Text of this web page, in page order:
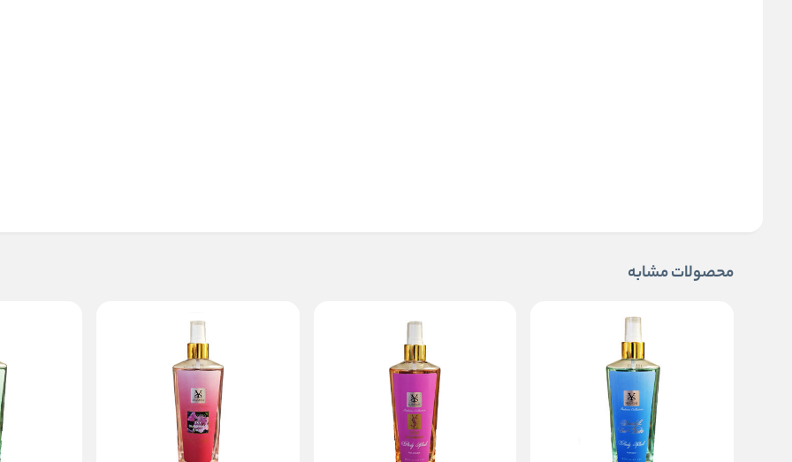
محصولات مشابه